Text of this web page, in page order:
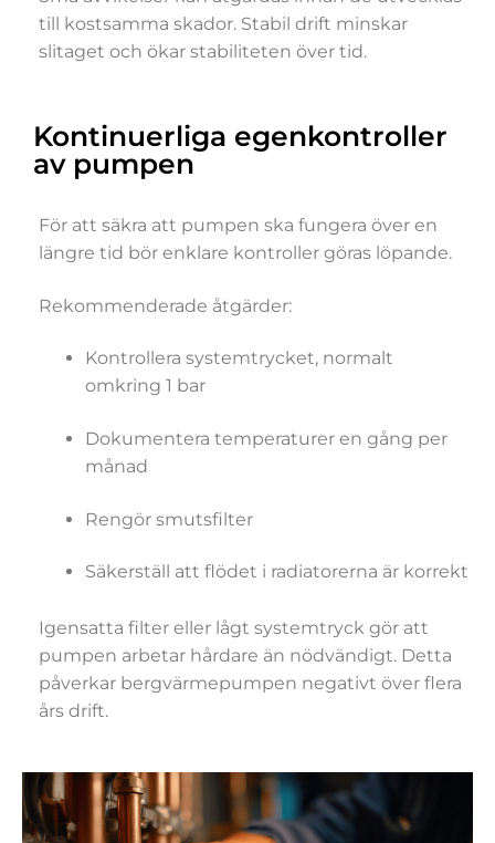
till kostsamma skador. Stabil drift minskar
slitaget och ökar stabiliteten över tid.
Kontinuerliga egenkontroller
av pumpen
För att säkra att pumpen ska fungera över en
längre tid bör enklare kontroller göras löpande.
Rekommenderade åtgärder:
Kontrollera systemtrycket, normalt
omkring 1 bar
Dokumentera temperaturer en gång per
månad
Rengör smutsfilter
Säkerställ att flödet i radiatorerna är korrekt
Igensatta filter eller lågt systemtryck gör att
pumpen arbetar hårdare än nödvändigt. Detta
påverkar bergvärmepumpen negativt över flera
års drift.